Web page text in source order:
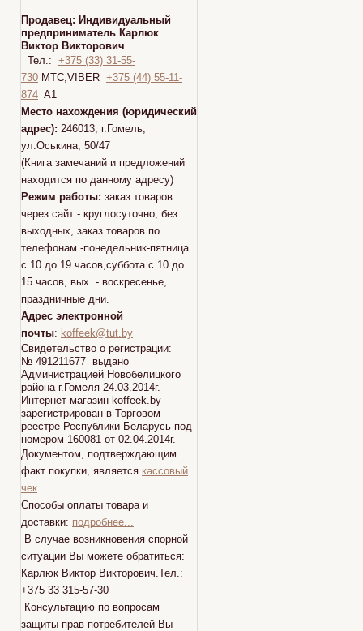
Продавец: Индивидуальный
предприниматель Карлюк
Виктор Викторович
Тел.: +375 (33) 31-55-
730 МТС,VIBER +375 (44) 55-11-
874 A1
Место нахождения (юридический
адрес): 246013, г.Гомель,
ул.Оськина, 50/47
(Книга замечаний и предложений
находится по данному адресу)
Режим работы: заказ товаров
через сайт - круглосуточно, без
выходных, заказ товаров по
телефонам -понедельник-пятница
с 10 до 19 часов,суббота с 10 до
15 часов, вых. - воскресенье,
праздничные дни.
Адрес электронной
почты: koffeek@tut.by
Свидетельство о регистрации:
№ 491211677 выдано
Администрацией Новобелицкого
района г.Гомеля 24.03.2014г.
Интернет-магазин koffeek.by
зарегистрирован в Торговом
реестре Республики Беларусь под
номером 160081 от 02.04.2014г.
Документом, подтверждающим
факт покупки, является кассовый
чек
Способы оплаты товара и
доставки: подробнее...
В случае возникновения спорной
ситуации Вы можете обратиться:
Карлюк Виктор Викторович.Тел.:
+375 33 315-57-30
Консультацию по вопросам
защиты прав потребителей Вы